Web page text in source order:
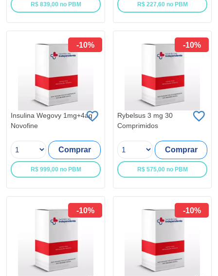
R$ 839,00 no PBM R$ 227,60 no PBM
-10%
Insulina Wegovy 1mg+4ag
Novofine
Comprar
R$ 999,00 no PBM
-10%
Rybelsus 3 mg 30
Comprimidos
Comprar
R$ 575,00 no PBM
-10% -10%